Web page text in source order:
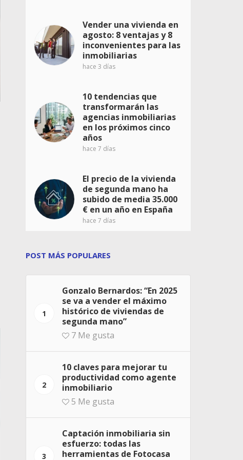
Vender una vivienda en
agosto: 8 ventajas y 8
inconvenientes para las
inmobiliarias
hace 3 días
10 tendencias que
transformarán las
agencias inmobiliarias
en los próximos cinco
años
hace 7 días
El precio de la vivienda
de segunda mano ha
subido de media 35.000
€ en un año en España
hace 7 días
POST MÁS POPULARES
1
Gonzalo Bernardos: “En 2025
se va a vender el máximo
histórico de viviendas de
segunda mano”
7 Me gusta
2
10 claves para mejorar tu
productividad como agente
inmobiliario
5 Me gusta
3
Captación inmobiliaria sin
esfuerzo: todas las
herramientas de Fotocasa